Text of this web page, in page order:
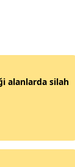
alanlarda silah